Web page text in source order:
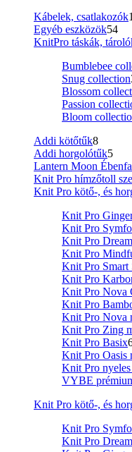
Kábelek, csatlakozók
Egyéb eszközök54
KnitPro táskák,
Bumblebee
Snug collection
Blossom
Passion
Bloom
Addi kötőtűk8
Addi horgolótűk5
Lantern Moon
Knit Pro hímzőtoll
Knit Pro kötő-, és
Knit Pro
Knit Pro
Knit Pro
Knit Pro
Knit Pro Smart
Knit Pro
Knit Pro Nova
Knit Pro
Knit Pro Nova
Knit Pro Zing
Knit Pro Basix
Knit Pro Oasis
Knit Pro
VYBE
Knit Pro kötő-, és
Knit Pro
Knit Pro